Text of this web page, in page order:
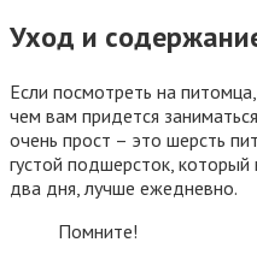
Уход и
Если посмотреть на
чем вам придется
очень прост – это шерсть
густой подшерсток,
два дня, лучше ежедневно.
Помните!